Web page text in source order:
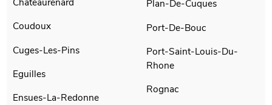
Coudoux
Cuges-Les-Pins
Eguilles
Ensues-La-Redonne
Plan-De-Cuques
Port-De-Bouc
Port-Saint-Louis-Du-
Rhone
Rognac